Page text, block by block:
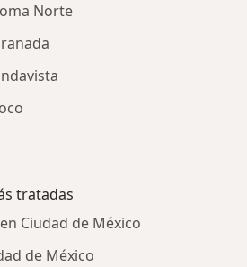
Norte
tratadas
Ciudad de México
de México